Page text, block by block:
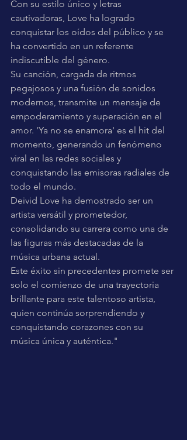
Con su estilo único y letras
cautivadoras, Love ha logrado
conquistar los oídos del público y se
ha convertido en un referente
indiscutible del género.
Su canción, cargada de ritmos
pegajosos y una fusión de sonidos
modernos, transmite un mensaje de
empoderamiento y superación en el
amor. 'Ya no se enamora' es el hit del
momento, generando un fenómeno
viral en las redes sociales y
conquistando las emisoras radiales de
todo el mundo.
Deivid Love ha demostrado ser un
artista versátil y prometedor,
consolidando su carrera como una de
las figuras más destacadas de la
música urbana actual.
Este éxito sin precedentes promete ser
solo el comienzo de una trayectoria
brillante para este talentoso artista,
quien continúa sorprendiendo y
conquistando corazones con su
música única y auténtica."